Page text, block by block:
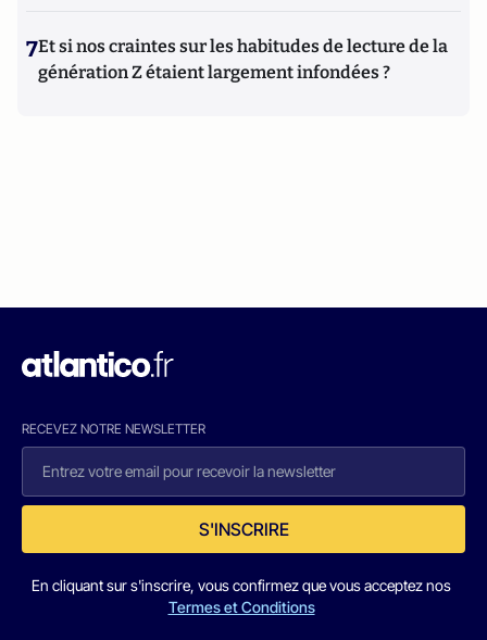
7Et si nos craintes sur les habitudes de lecture de la
génération Z étaient largement infondées ?
RECEVEZ NOTRE NEWSLETTER
S'INSCRIRE
En cliquant sur s'inscrire, vous confirmez que vous acceptez nos
Termes et Conditions